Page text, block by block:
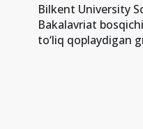
Bilkent University
Bakalavriat
to‘liq qoplaydigan